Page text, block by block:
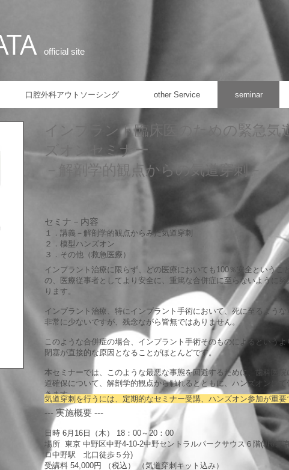
official site
口腔外科アウトソーシング other Service​ seminar
インプラント臨床医のための緊急気
ズオンセミナー
－解剖学的観点からの気道穿刺－
セミナ－内容
１．講義－解剖学的観点からみた気道穿刺
２．模型ハンズオン
３．その他（救急医療）
インプラント治療に限らず、どの医療においても100％安全というこ
の、医療従事者としてより安全に、重篤な合併症に至らないように努
ります。
インプラント治療、特にインプラント手術において、死に至るような
非常に少ないですが、残念ながら皆無ではありません。
このような合併症の場合、インプラント手術そのものによるというよ
閉塞が直接的な原因となることがほとんどです。
本セミナーでは、このような最悪な事態を回避するために、歯科医院
道確保について、解剖学的観点から触れるとともに、ハンズオンに
きます。
気道穿刺を行うには、定期的なセミナー受講、ハンズオン参加が重要
--- 実施概要 ---
日時 6月16日（木） 18：00～20：00
場所 東京 中野区中野4-10-2中野セントラルパークサウス６階(JR/東
ロ中野駅 北口徒歩５分)
受講料 54,000円 （税込） （気道穿刺キット込み）